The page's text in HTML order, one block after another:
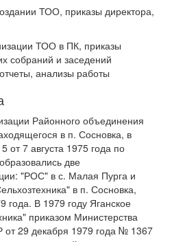
ТОО, приказы директора,
ТОО в ПК, приказы
собраний и заседений
анализы работы
Районного объединения
в п. Сосновка, в
от 7 августа 1975 года по
две
"РОС" в с. Малая Пурга и
в п. Сосновка,
года. В 1979 году Яганское
приказом Министерства
от 29 декабря 1979 года № 1367